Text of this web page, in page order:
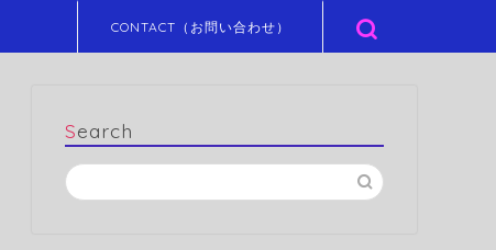
CONTACT（お問い合わせ）
Search